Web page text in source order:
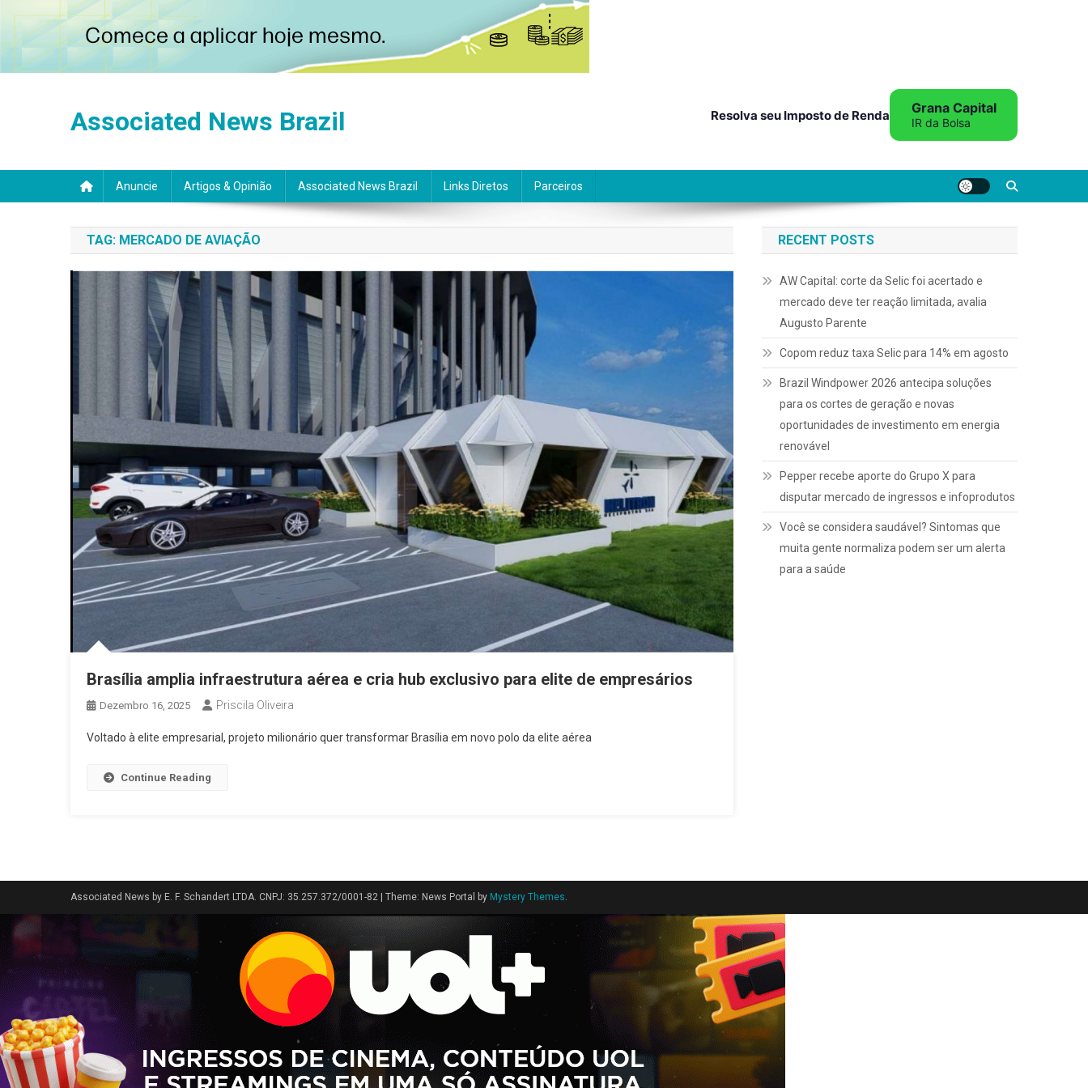
Associated News Brazil Resolva seu Imposto de Renda Grana Capital
IR da Bolsa
Anuncie Artigos & Opinião Associated News Brazil Links Diretos Parceiros
TAG: MERCADO DE AVIAÇÃO
Brasília amplia infraestrutura aérea e cria hub exclusivo para elite de empresários
Dezembro 16, 2025 Priscila Oliveira
Voltado à elite empresarial, projeto milionário quer transformar Brasília em novo polo da elite aérea
Continue Reading
RECENT POSTS
AW Capital: corte da Selic foi acertado e
mercado deve ter reação limitada, avalia
Augusto Parente
Copom reduz taxa Selic para 14% em agosto
Brazil Windpower 2026 antecipa soluções
para os cortes de geração e novas
oportunidades de investimento em energia
renovável
Pepper recebe aporte do Grupo X para
disputar mercado de ingressos e infoprodutos
Você se considera saudável? Sintomas que
muita gente normaliza podem ser um alerta
para a saúde
Associated News by E. F. Schandert LTDA. CNPJ: 35.257.372/0001-82 Theme: News Portal by Mystery Themes.